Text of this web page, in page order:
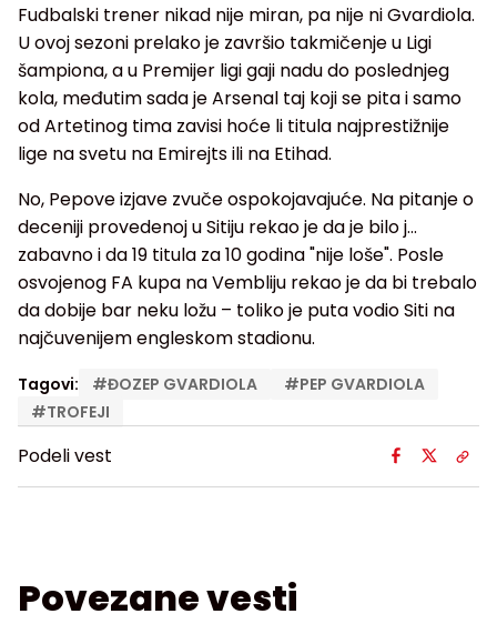
Fudbalski trener nikad nije miran, pa nije ni Gvardiola.
U ovoj sezoni prelako je završio takmičenje u Ligi
šampiona, a u Premijer ligi gaji nadu do poslednjeg
kola, međutim sada je Arsenal taj koji se pita i samo
od Artetinog tima zavisi hoće li titula najprestižnije
lige na svetu na Emirejts ili na Etihad.
No, Pepove izjave zvuče ospokojavajuće. Na pitanje o
deceniji provedenoj u Sitiju rekao je da je bilo j...
zabavno i da 19 titula za 10 godina "nije loše". Posle
osvojenog FA kupa na Vembliju rekao je da bi trebalo
da dobije bar neku ložu – toliko je puta vodio Siti na
najčuvenijem engleskom stadionu.
Tagovi: #ĐOZEP GVARDIOLA #PEP GVARDIOLA
#TROFEJI
Podeli vest
Povezane vesti